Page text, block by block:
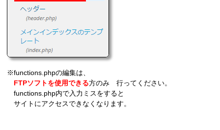
※functions.phpの編集は、
FTPソフトを使用できる方のみ 行ってください。
functions.php内で入力ミスをすると
サイトにアクセスできなくなります。